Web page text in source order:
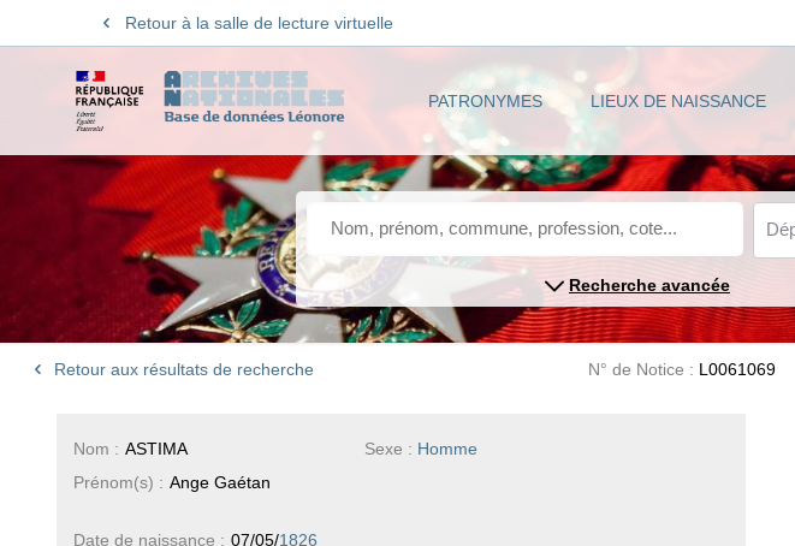
Retour à la salle de lecture virtuelle
PATRONYMES LIEUX DE NAISSANCE
Recherche avancée
Retour aux résultats de recherche N° de Notice : L0061069
Sexe : Homme
Nom : ASTIMA
Prénom(s) : Ange Gaétan
Date de naissance : 07/05/1826